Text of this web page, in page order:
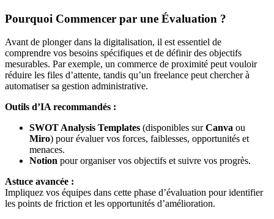
Pourquoi Commencer par une Évaluation ?
Avant de plonger dans la digitalisation, il est essentiel de
comprendre vos besoins spécifiques et de définir des objectifs
mesurables. Par exemple, un commerce de proximité peut vouloir
réduire les files d’attente, tandis qu’un freelance peut chercher à
automatiser sa gestion administrative.
Outils d’IA recommandés :
SWOT Analysis Templates (disponibles surCanva ou
Miro) pour évaluer vos forces, faiblesses, opportunités et
menaces.
Notion pour organiser vos objectifs et suivre vos progrès.
Astuce avancée :
Impliquez vos équipes dans cette phase d’évaluation pour identifier
les points de friction et les opportunités d’amélioration.